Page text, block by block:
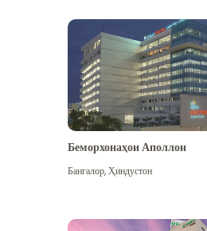
Бештар дидан
Беморхонаҳои Аполлон
Бангалор,Ҳиндустон